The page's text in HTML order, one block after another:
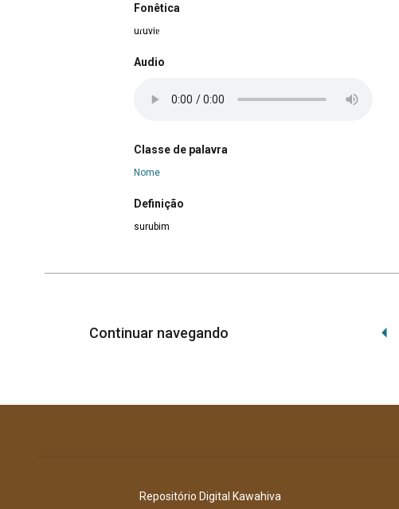
Fonêtica
uɾuviɐ
Audio
Classe de palavra
Nome
Definição
surubim
Continuar navegando
Repositório Digital Kawahiva